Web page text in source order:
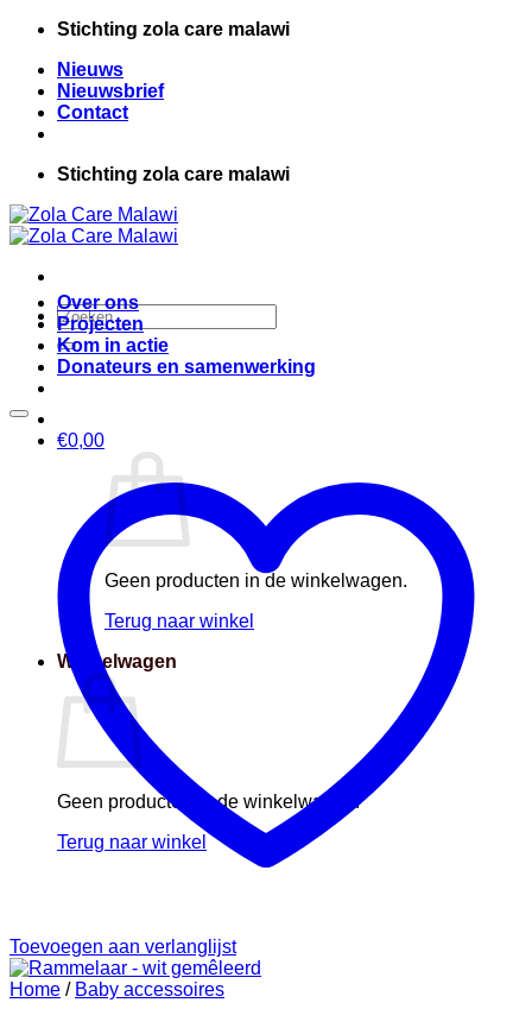
inhoud
Stichting zola care malawi
Nieuws
Nieuwsbrief
Contact
Stichting zola care malawi
Zoeken
naar:
€0,00
Geen producten in de winkelwagen.
Terug naar winkel
Winkelwagen
Geen producten in de winkelwagen.
Terug naar winkel
Over ons
Projecten
Kom in actie
Donateurs en samenwerking
Toevoegen aan verlanglijst
Home / Baby accessoires